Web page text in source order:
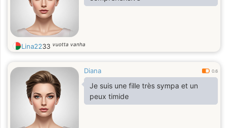
Lina2233 vuotta vanha
Diana 0.6
Je suis une fille très sympa et un
peux timide